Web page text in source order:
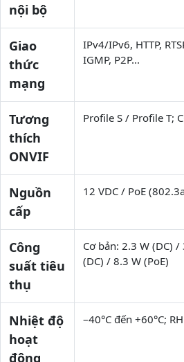
nội bộ
Giao
thức
mạng
IPv4/IPv6, HTTP,
IGMP, P2P...
Tương
thích
ONVIF
Profile S / Profile T;
Nguồn
cấp
12 VDC / PoE
Công
suất tiêu
thụ
Cơ bản: 2.3 W (DC) /
(DC) / 8.3 W (PoE)
Nhiệt độ
hoạt
động
–40°C đến +60°C;